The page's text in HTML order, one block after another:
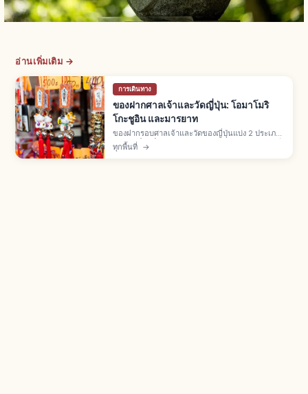
อ่านเพิ่มเติม →
การเดินทาง
ของฝากศาลเจ้าและวัดญี่ปุ่น: โอมาโมริ
โกะชูอิน และมารยาท
ของฝากรอบศาลเจ้าและวัดของญี่ปุ่นแบ่ง 2 ประเภท:
ของศักดิ์สิทธิ์ในเขตวัด (โอมาโมริ โกะชูอิน เอมะ) ที่
"ได้รับ" ผ่านฮัตสึโฮเรียว และของฝากที่ "ซื้อ" จาก
ทุกพื้นที่ →